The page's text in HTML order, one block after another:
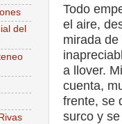
Todo
el aire,
mirada
a llover.
cuenta,
frente, se
surco y
del